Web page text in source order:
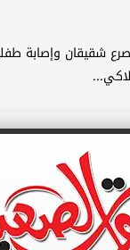
شقيقان وإصابة